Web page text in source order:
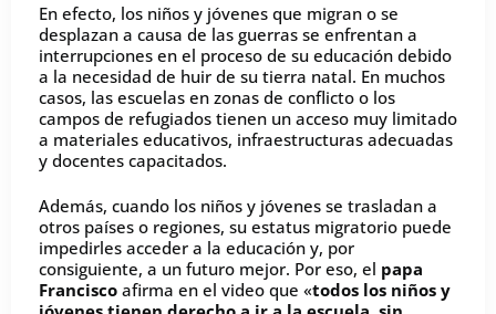
En efecto, los niños y jóvenes que migran o se
desplazan a causa de las guerras se enfrentan a
interrupciones en el proceso de su educación debido
a la necesidad de huir de su tierra natal. En muchos
casos, las escuelas en zonas de conflicto o los
campos de refugiados tienen un acceso muy limitado
a materiales educativos, infraestructuras adecuadas
y docentes capacitados.
Además, cuando los niños y jóvenes se trasladan a
otros países o regiones, su estatus migratorio puede
impedirles acceder a la educación y, por
consiguiente, a un futuro mejor. Por eso, el papa
Francisco afirma en el video que «todos los niños y